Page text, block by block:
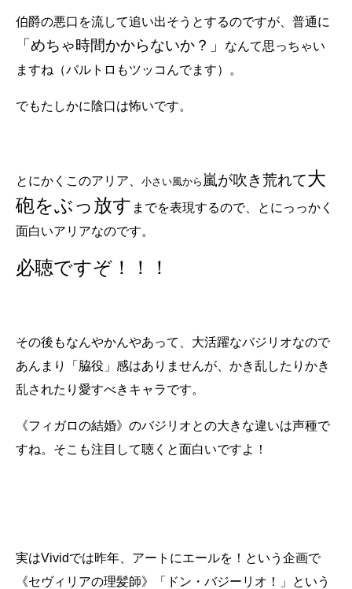
伯爵の悪口を流して追い出そうとするのですが、普通に
「めちゃ時間かからないか？」
なんて思っちゃい
ますね（バルトロもツッコんでます）。
でもたしかに陰口は怖いです。
とにかくこのアリア、 小さい風から 嵐が吹き荒れて大
砲をぶっ放す までを表現するので、とにっっかく
面白いアリアなのです。
必聴ですぞ！！！
その後もなんやかんやあって、大活躍なバジリオなので
あんまり「脇役」感はありませんが、かき乱したりかき
乱されたり愛すべきキャラです。
《フィガロの結婚》のバジリオとの大きな違いは声種で
すね。そこも注目して聴くと面白いですよ！
実はVividでは昨年、アートにエールを！という企画で
《セヴィリアの理髪師》「ドン・バジーリオ！」という